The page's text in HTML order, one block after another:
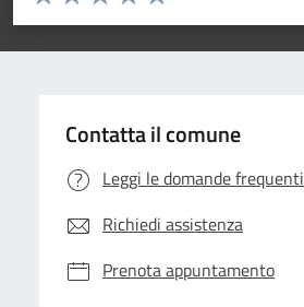
Valuta 5 stelle su 5
Valuta 4 stelle su 5
Valuta 3 stelle su 5
Valuta 2 stelle su 5
Valuta 1 stelle su 5
Contatta il comune
Leggi le domande frequenti
Richiedi assistenza
Prenota appuntamento